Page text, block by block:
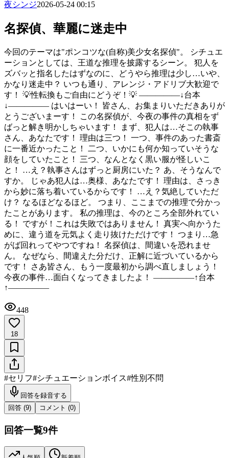
夜シンジ2026-05-24 00:15
名探偵、華麗に迷走中
今回のテーマは"ポンコツな(自称)美少女名探偵"。 シチュエ
ーションとしては、王道な推理を披露するシーン。 犯人を
ズバッと指名したはずなのに、どうやら推理は少し…いや、
かなり迷走中？ いつも通り、アレンジ・アドリブ大歓迎で
す！ 💡性転換もご自由にどうぞ！💡 ―――――↓台本
↓――――― はいはーい！ 皆さん、お集まりいただきありが
とうございまーす！ この名探偵が、今夜の事件の真相をず
ばっと解き明かしちゃいます！ まず、犯人は…そこの執事
さん、あなたです！ 理由は三つ！ 一つ、事件のあった書斎
に一番近かったこと！ 二つ、いかにも何か知っていそうな
顔をしていたこと！ 三つ、なんとなく黒い服が怪しいこ
と！ …え？執事さんはずっと厨房にいた？ あ、そうなんで
すか。 じゃあ犯人は…奥様、あなたです！ 理由は、さっき
から妙に落ち着いているからです！ …え？気絶していただ
け？ なるほどなるほど。 つまり、ここまでの推理で分かっ
たことがあります。 私の推理は、今のところ全部外れてい
る！ ですが！これは失敗ではありません！ 真実へ向かうた
めに、違う道を元気よく走り抜けただけです！ つまり…急
がば回れってやつですね！ 名探偵は、間違いを恐れませ
ん。 なぜなら、間違えた分だけ、正解に近づいているから
です！ さあ皆さん、もう一度最初から調べ直しましょう！
今夜の事件…面白くなってきましたよ！ ―――――↑台本
↑―――――
448
18
#セリフ#シチュエーションボイス#性別不問
回答を録音する
回答 (9) コメント (0)
回答一覧9件